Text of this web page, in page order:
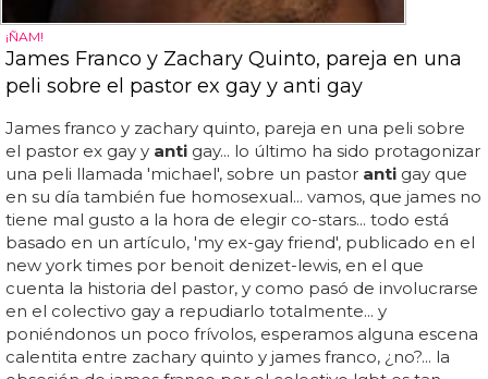
¡ÑAM!
James Franco y Zachary Quinto, pareja en una
peli sobre el pastor ex gay y anti gay
James franco y zachary quinto, pareja en una peli sobre
el pastor ex gay y anti gay... lo último ha sido protagonizar
una peli llamada 'michael', sobre un pastor anti gay que
en su día también fue homosexual... vamos, que james no
tiene mal gusto a la hora de elegir co-stars... todo está
basado en un artículo, 'my ex-gay friend', publicado en el
new york times por benoit denizet-lewis, en el que
cuenta la historia del pastor, y como pasó de involucrarse
en el colectivo gay a repudiarlo totalmente... y
poniéndonos un poco frívolos, esperamos alguna escena
calentita entre zachary quinto y james franco, ¿no?... la